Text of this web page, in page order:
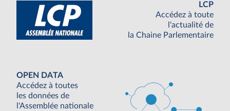
LCP
Accédez à toute
l'actualité de
la Chaine Parlementaire
OPEN DATA
Accédez à toutes
les données de
l'Assemblée nationale